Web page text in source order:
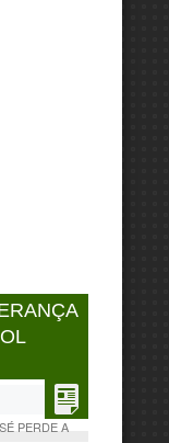
PERDE A